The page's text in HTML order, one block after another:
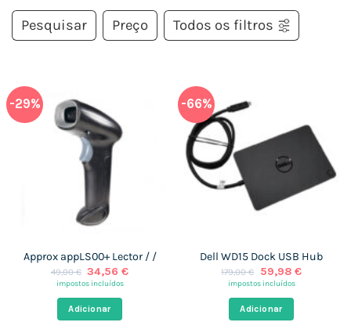
Pesquisar Preço Todos os filtros
-29%
Approx appLS00+ Lector / /
49,00€ O
preço
era:
49,00 €.
34,56€O
impostos incluídos
Adicionar
-66%
Dell WD15 Dock USB Hub
179,00€
O
preço
era:
179,00 €.
59,98 €O
impostos incluídos
Adicionar